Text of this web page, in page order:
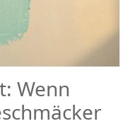
Wenn